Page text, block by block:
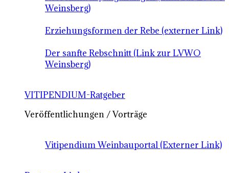
Weinsberg)
Erziehungsformen der Rebe (externer Link)
Der sanfte Rebschnitt (Link zur LVWO
Weinsberg)
VITIPENDIUM-Ratgeber
Veröffentlichungen / Vorträge
Vitipendium Weinbauportal (Externer Link)